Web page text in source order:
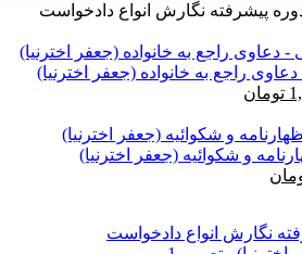
پیشرفته نگارش انواع دادخواست
راجع به خانواده (جعفر اخترنیا)
1,250,000 تومان
تومان
1,100,000 تومان
است.
و شکوائیه (جعفر اخترنیا)
است.